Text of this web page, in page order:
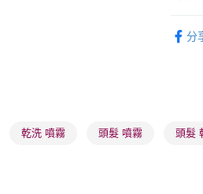
每筆
(香港
分
乾洗 噴霧 頭髮 噴霧 頭髮